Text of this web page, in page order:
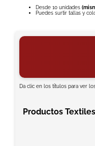
Desde 10 unidades
Puedes surtir tallas y
Da clic en los títulos para ver
Productos Textiles